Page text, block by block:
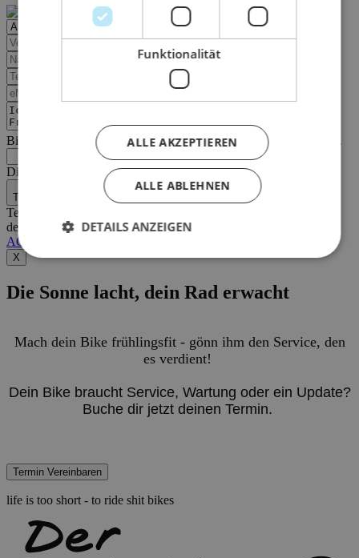
Bitte geben Sie die Zeichenfolge in das nachfolgende Textfeld ein.
Die mit einem * markierten Felder sind Pflichtfelder.
Termin anfragen
Termine sind erst nach schriftlicher Bestätigung verbindlich . Mit
dem Absenden Ihrer Anfrage, akzeptieren Sie automatisch unsere
AGB
X
Die Sonne lacht, dein Rad erwacht
Mach dein Bike frühlingsfit - gönn ihm den Service, den
es verdient!
Dein Bike braucht Service, Wartung oder ein Update?
Buche dir jetzt deinen Termin.
life is too short - to ride shit bikes
Funktionalität
ALLE AKZEPTIEREN
ALLE ABLEHNEN
DETAILS ANZEIGEN